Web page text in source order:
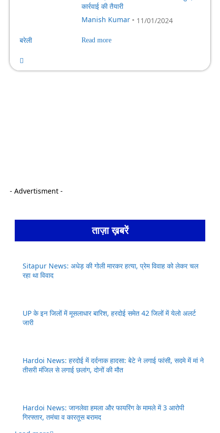
बरेली
कार्रवाई की तैयारी
Manish Kumar - 11/01/2024
Read more
- Advertisment -
ताज़ा ख़बरें
Sitapur News: अधेड़ की गोली मारकर हत्या, प्रेम विवाह को लेकर चल
रहा था विवाद
UP के इन जिलों में मूसलाधार बारिश, हरदोई समेत 42 जिलों में येलो अलर्ट
जारी
Hardoi News: हरदोई में दर्दनाक हादसा: बेटे ने लगाई फांसी, सदमे में मां ने
तीसरी मंजिल से लगाई छलांग, दोनों की मौत
Hardoi News: जानलेवा हमला और फायरिंग के मामले में 3 आरोपी
गिरफ्तार, तमंचा व कारतूस बरामद